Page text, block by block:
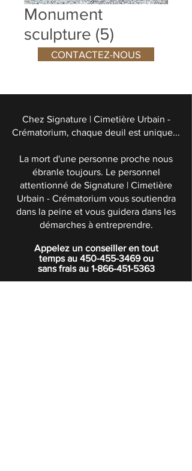
Monument
sculpture (5)
CONTACTEZ-NOUS
Chez Signature | Cimetière Urbain -
Crématorium, chaque deuil est unique...
La mort d'une personne proche nous
ébranle toujours. Le personnel
attentionné de Signature | Cimetière
Urbain - Crématorium vous soutiendra
dans la peine et vous guidera dans les
démarches à entreprendre.
Appelez un conseiller en tout
temps au 450-455-3469ou
sans frais au 1-866-451-5363